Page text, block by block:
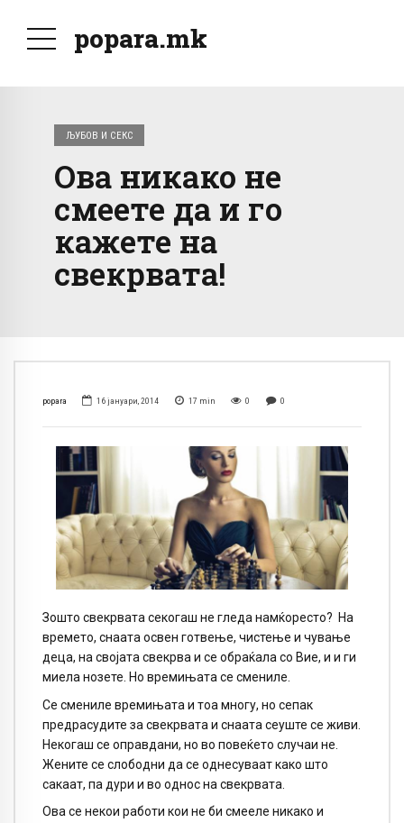
popara.mk
ЉУБОВ И СЕКС
Ова никако не
смеете да и го
кажете на
свекрвата!
popara 16 јануари, 2014 17 min 0 0
Зошто свекрвата секогаш не гледа намќоресто? На
времето, снаата освен готвење, чистење и чување
деца, на својата свекрва и се обраќала со Вие, и и ги
миела нозете. Но времињата се смениле.
Се смениле времињата и тоа многу, но сепак
предрасудите за свекрвата и снаата сеуште се живи.
Некогаш се оправдани, но во повеќето случаи не.
Жените се слободни да се однесуваат како што
сакаат, па дури и во однос на свекрвата.
Ова се некои работи кои не би смееле никако и